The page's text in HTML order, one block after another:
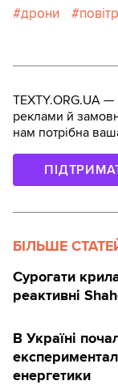
дрони
TEXTY.ORG.UA
реклами й
нам потрібна
БІЛЬШЕ
Сурогати
реактивні
В Україні
енергетики